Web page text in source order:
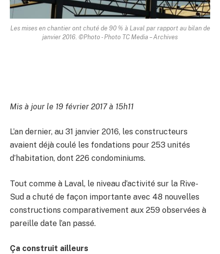
Les mises en chantier ont chuté de 90 % à Laval par rapport au bilan de
janvier 2016. ©Photo - Photo TC Media – Archives
Mis à jour le 19 février 2017 à 15h11
L’an dernier, au 31 janvier 2016, les constructeurs
avaient déjà coulé les fondations pour 253 unités
d’habitation, dont 226 condominiums.
Tout comme à Laval, le niveau d’activité sur la Rive-
Sud a chuté de façon importante avec 48 nouvelles
constructions comparativement aux 259 observées à
pareille date l’an passé.
Ça construit ailleurs